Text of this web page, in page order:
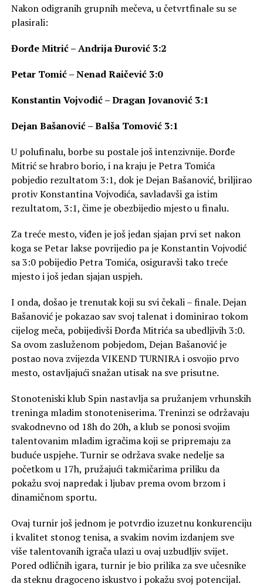
Nakon odigranih grupnih mečeva, u četvrtfinale su se
plasirali:
Đorđe Mitrić – Andrija Đurović 3:2
Petar Tomić – Nenad Raičević 3:0
Konstantin Vojvodić – Dragan Jovanović 3:1
Dejan Bašanović – Balša Tomović 3:1
U polufinalu, borbe su postale još intenzivnije. Đorđe
Mitrić se hrabro borio, i na kraju je Petra Tomića
pobjedio rezultatom 3:1, dok je Dejan Bašanović, briljirao
protiv Konstantina Vojvodića, savladavši ga istim
rezultatom, 3:1, čime je obezbijedio mjesto u finalu.
Za treće mesto, viđen je još jedan sjajan prvi set nakon
koga se Petar lakse povrijedio pa je Konstantin Vojvodić
sa 3:0 pobijedio Petra Tomića, osiguravši tako treće
mjesto i još jedan sjajan uspjeh.
I onda, došao je trenutak koji su svi čekali – finale. Dejan
Bašanović je pokazao sav svoj talenat i dominirao tokom
cijelog meča, pobijedivši Đorđa Mitrića sa ubedljivih 3:0.
Sa ovom zasluženom pobjedom, Dejan Bašanović je
postao nova zvijezda VIKEND TURNIRA i osvojio prvo
mesto, ostavljajući snažan utisak na sve prisutne.
Stonoteniski klub Spin nastavlja sa pružanjem vrhunskih
treninga mladim stonoteniserima. Treninzi se održavaju
svakodnevno od 18h do 20h, a klub se ponosi svojim
talentovanim mladim igračima koji se pripremaju za
buduće uspjehe. Turnir se održava svake nedelje sa
početkom u 17h, pružajući takmičarima priliku da
pokažu svoj napredak i ljubav prema ovom brzom i
dinamičnom sportu.
Ovaj turnir još jednom je potvrdio izuzetnu konkurenciju
i kvalitet stonog tenisa, a svakim novim izdanjem sve
više talentovanih igrača ulazi u ovaj uzbudljiv svijet.
Pored odličnih igara, turnir je bio prilika za sve učesnike
da steknu dragoceno iskustvo i pokažu svoj potencijal.